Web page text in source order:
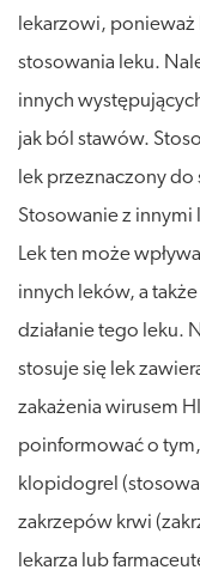
lekarzowi,
stosowania leku.
innych
jak ból stawów.
lek przeznaczony
Stosowanie z
Lek ten może
innych leków, a
działanie tego leku.
stosuje się lek
zakażenia wirusem
poinformować o
klopidogrel
zakrzepów krwi
lekarza lub